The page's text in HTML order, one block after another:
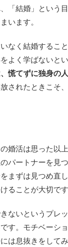
「結婚」という
います。
なく結婚するこ
よく学ばないとい
慌てずに独身の
されたときこそ
婚活は思った以
パートナーを見
まずは見つめ直
ることが大切です
ないというプレ
す。モチベーシ
は息抜きをして